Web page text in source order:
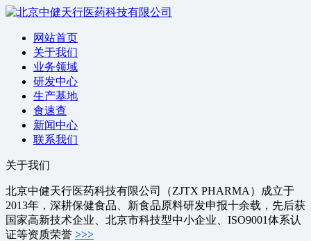
网站首页
关于我们
业务领域
研发中心
生产基地
食速查
新闻中心
联系我们
关于我们
北京中健天行医药科技有限公司（ZJTX PHARMA）成立于
2013年，深耕保健食品、新食品原料研发申报十余载，先后获
国家高新技术企业、北京市科技型中小企业、ISO9001体系认
证等资质荣誉 >>>